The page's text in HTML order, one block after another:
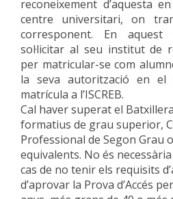
reconeixement d’aquesta
centre universitari, on
corresponent. En aquest
sol·licitar al seu institut de
per matricular-se com
la seva autorització en
matrícula a l’ISCREB.
Cal haver superat el
formatius de grau superior,
Professional de Segon Grau
equivalents. No és
cas de no tenir els requisits
d’aprovar la Prova d’Accés